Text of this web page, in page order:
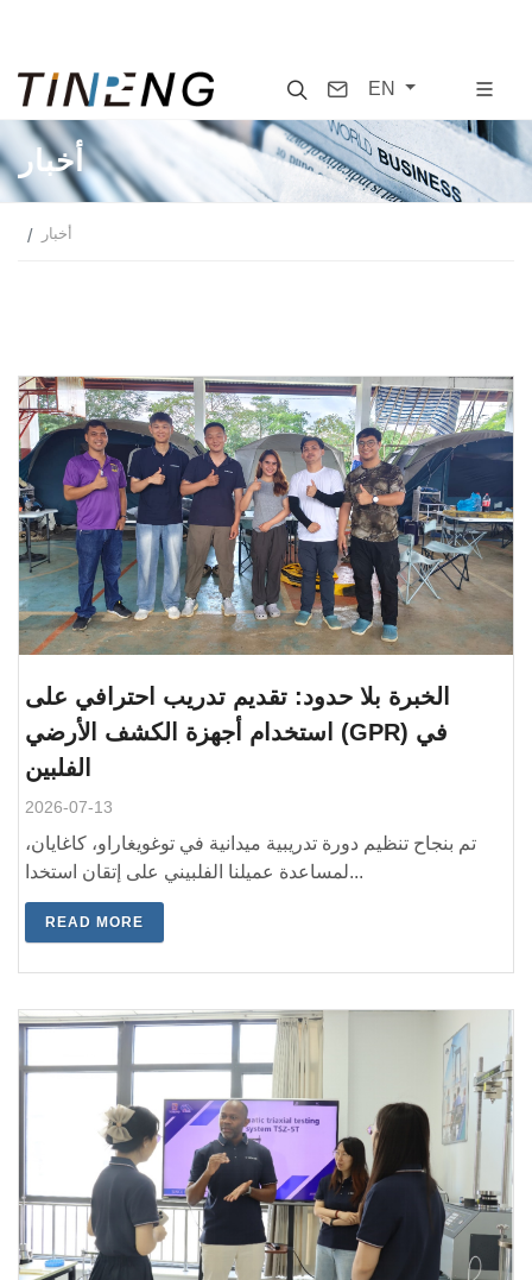
SearchContact
EN
أخبار
أخبار
الخبرة بلا حدود: تقديم تدريب احترافي على
استخدام أجهزة الكشف الأرضي (GPR) في
الفلبين
2026-07-13
تم بنجاح تنظيم دورة تدريبية ميدانية في توغويغاراو، كاغايان،
لمساعدة عميلنا الفلبيني على إتقان استخدا...
READ MORE